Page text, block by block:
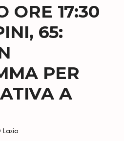
ORE 17:30
65:
PER
A
Lazio